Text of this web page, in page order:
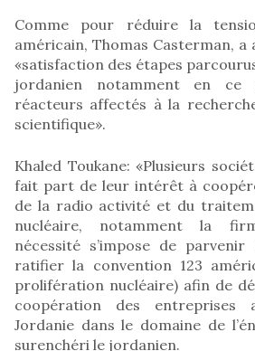
Comme pour réduire la
américain, Thomas Casterman,
«satisfaction des étapes
jordanien notamment en ce
réacteurs affectés à la
scientifique».
Khaled Toukane: «Plusieurs
fait part de leur intérêt à
de la radio activité et du
nucléaire, notamment la
nécessité s’impose de
ratifier la convention 123
prolifération nucléaire) afin de
coopération des entreprises
Jordanie dans le domaine de
surenchéri le jordanien.